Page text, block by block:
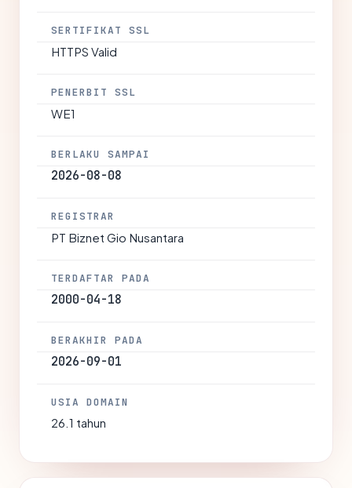
SERTIFIKAT SSL
HTTPS Valid
PENERBIT SSL
WE1
BERLAKU SAMPAI
2026-08-08
REGISTRAR
PT Biznet Gio Nusantara
TERDAFTAR PADA
2000-04-18
BERAKHIR PADA
2026-09-01
USIA DOMAIN
26.1 tahun